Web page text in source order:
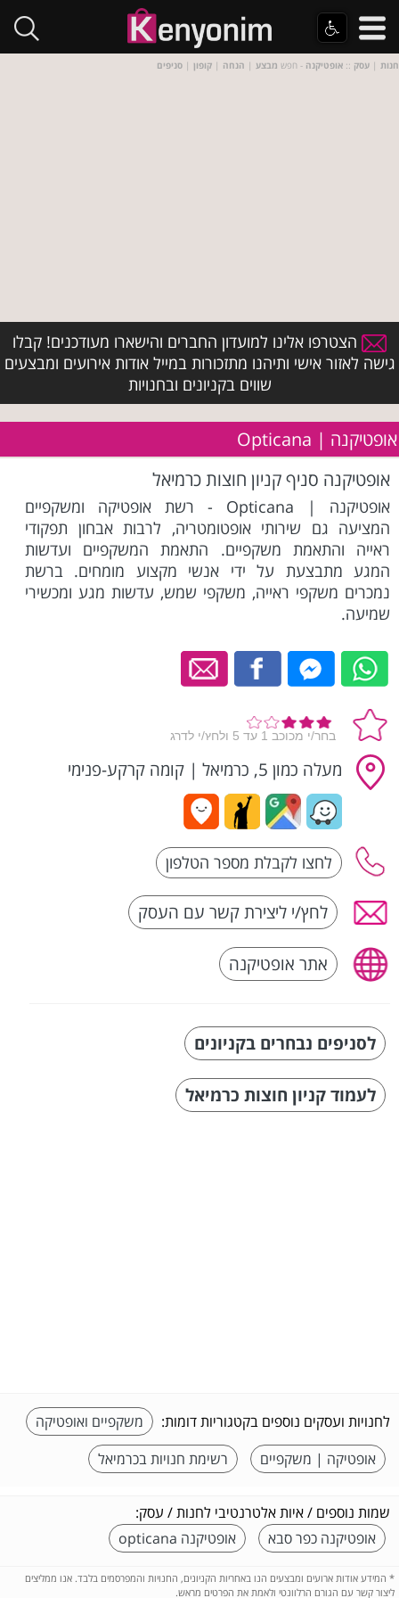
חנות | עסק :: אופטיקנה - חפש מבצע | הנחה | קופון | סניפים
הצטרפו אלינו למועדון החברים והישארו מעודכנים! קבלו
גישה לאזור אישי ותיהנו מתזכורות במייל אודות אירועים ומבצעים
שווים בקניונים ובחנויות
אופטיקנה | Opticana
אופטיקנה סניף קניון חוצות כרמיאל
אופטיקנה | Opticana - רשת אופטיקה ומשקפיים
המציעה גם שירותי אופטומטריה, לרבות אבחון תפקודי
ראייה והתאמת משקפיים. התאמת המשקפיים ועדשות
המגע מתבצעת על ידי אנשי מקצוע מומחים. ברשת
נמכרים משקפי ראייה, משקפי שמש, עדשות מגע ומכשירי
שמיעה.
מעלה כמון 5, כרמיאל | קומה קרקע-פנימי
לחץ/י ליצירת קשר עם העסק
אתר אופטיקנה
לסניפים נבחרים בקניונים
לעמוד קניון חוצות כרמיאל
לחנויות ועסקים נוספים בקטגוריות דומות:
משקפיים ואופטיקה
אופטיקה | משקפיים
רשימת חנויות בכרמיאל
שמות נוספים / איות אלטרנטיבי לחנות / עסק:
אופטיקנה כפר סבא
אופטיקנה opticana
* המידע אודות ארועים ומבצעים הנו באחריות הקניונים, החנויות והמפרסמים בלבד. אנו ממליצים
ליצור קשר עם הגורם הרלוונטי ולאמת את הפרטים מראש.